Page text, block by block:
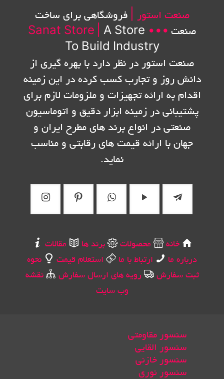
صنعت استور |
فروشگاهی برای ساخت
صنعت •••
Sanat Store
A Store
To Build Industry
صنعت استور در نظر دارد با بهره گیری از
دانش روز و تجارب کسب کرده در این زمینه
اقدام به ارائه تجهیزات و ملزومات لازم برای
پشتیبانی در زمینه ابزار دقیق و اتوماسیون
صنعتی در انواع برند های مطرح ایران و
جهان با ارائه قیمت های رقابتی و مناسب
نماید.
خانه محصولات برند ها
مقالات
درباره ما
ارتباط با ما استعلام قیمت
نحوه
ثبت سفارش
رویه های ارسال سفارش
نقشه
وب سایت
سنسور مقاومتی
سنسور القایی
سنسور خازنی
سنسور نوری